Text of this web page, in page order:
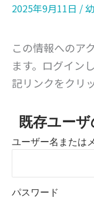
2025年9月11日 /
この情報へのア
ます。ログイン
記リンクをクリ
既存ユー
ユーザー名または
パスワード